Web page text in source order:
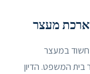
מעצר
במעצר
בית המשפט. הדיון